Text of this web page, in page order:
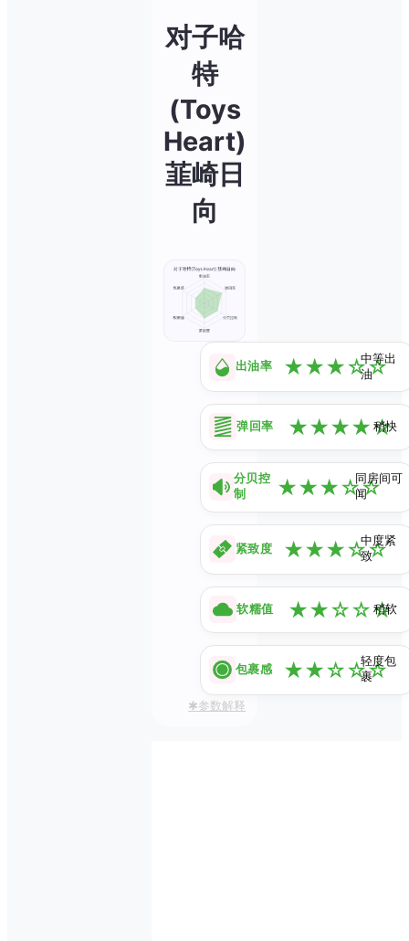
对子哈
特
(Toys
Heart)
韮崎日
向
出油率 ★★★☆☆
中等出
油
弹回率 ★★★★☆
稍快
分贝控
制
★★★☆☆
同房间可
闻
紧致度 ★★★☆☆
中度紧
致
软糯值 ★★☆☆☆
稍软
包裹感 ★★☆☆☆
轻度包
裹
✱参数解释